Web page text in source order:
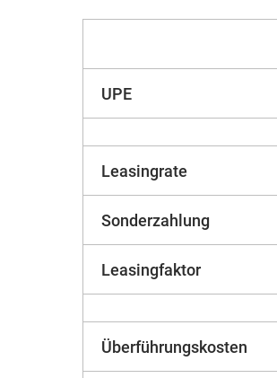
UPE
Leasingrate
Sonderzahlung
Leasingfaktor
Überführungskosten